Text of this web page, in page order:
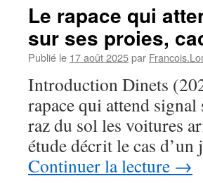
la
fécondation
Le rapace qui
sur ses proies,
Publié le 17 août 2025par
Introduction Dinets
rapace qui attend
raz du sol les voitures
étude décrit le cas
Continuer la lecture →